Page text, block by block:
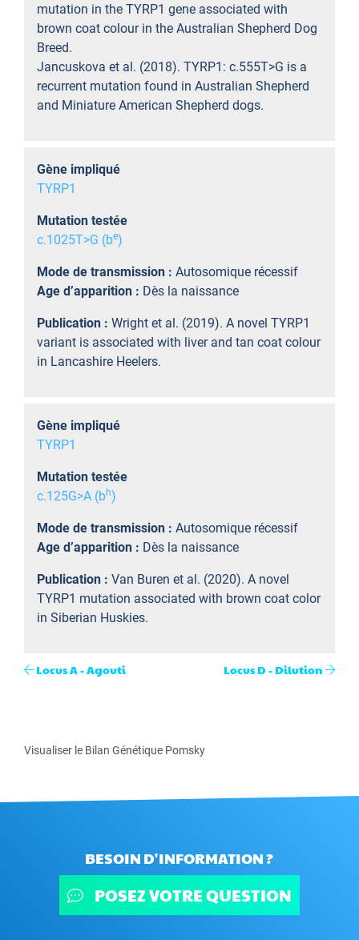
mutation in the TYRP1 gene associated with
brown coat colour in the Australian Shepherd Dog
Breed.
Jancuskova et al. (2018). TYRP1: c.555T>G is a
recurrent mutation found in Australian Shepherd
and Miniature American Shepherd dogs.
Gène impliqué
TYRP1
Mutation testée
c.1025T>G (be)
Mode de transmission : Autosomique récessif
Age d’apparition : Dès la naissance
Publication : Wright et al. (2019). A novel TYRP1
variant is associated with liver and tan coat colour
in Lancashire Heelers.
Gène impliqué
TYRP1
Mutation testée
c.125G>A (bh)
Mode de transmission : Autosomique récessif
Age d’apparition : Dès la naissance
Publication : Van Buren et al. (2020). A novel
TYRP1 mutation associated with brown coat color
in Siberian Huskies.
Locus A - Agouti Locus D - Dilution
Visualiser le Bilan Génétique Pomsky
BESOIN D'INFORMATION ?
POSEZ VOTRE QUESTION